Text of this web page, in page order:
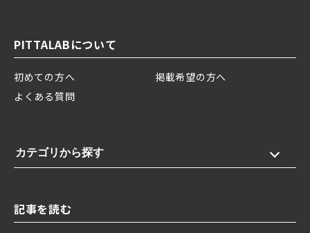
PITTALABについて
初めての方へ
掲載希望の方へ
よくある質問
カテゴリから探す
記事を読む